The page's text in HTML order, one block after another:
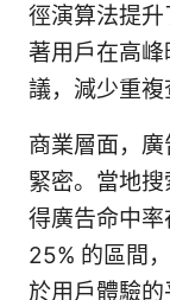
徑演算法提
著用戶在高
議，減少重複
商業層面，
緊密。當地
得廣告命中
25% 的區間
於用戶體驗